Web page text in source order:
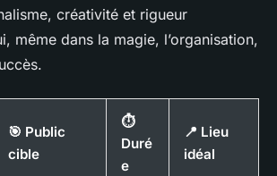
créativité et rigueur
même dans la magie, l’organisation,
🎯 Public
cible
⏱️
Duré
e
📍 Lieu
idéal